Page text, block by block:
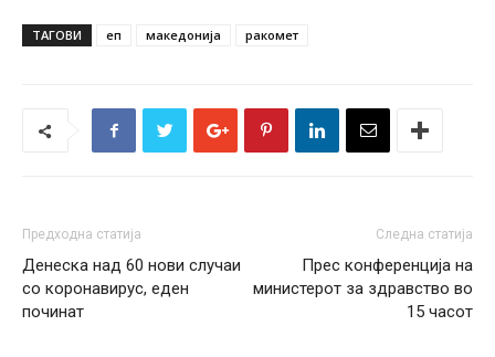
ТАГОВИ еп македонија ракомет
Предходна статија
Денеска над 60 нови случаи
со коронавирус, еден
починат
Следна статија
Прес конференција на
министерот за здравство во
15 часот